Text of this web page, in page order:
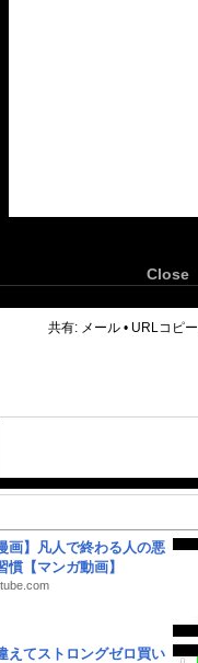
Close
共有: メール • URLコピー
画】凡人で終わる人の悪
慣【マンガ動画】
えてストロングゼロ買い